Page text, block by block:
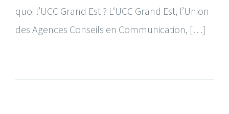
quoi l’UCC Grand Est ? L‘UCC Grand Est, l’Union
des Agences Conseils en Communication, […]